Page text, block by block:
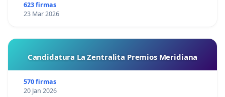
623 firmas
23 Mar 2026
Candidatura La Zentralita Premios Meridiana
570 firmas
20 Jan 2026